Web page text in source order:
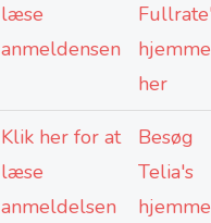
læse
anmeldensen
her
Klik her for at
læse
anmeldelsen
Besøg
Telia's